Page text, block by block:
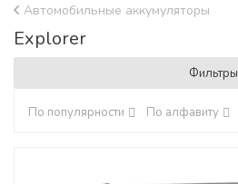
Автомобильные аккумуляторы
Explorer
Фильтры
По популярности По алфавиту